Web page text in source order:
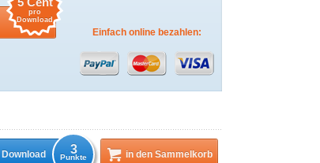
pro
Download
Einfach online bezahlen:
Download 3
Punkte in den Sammelkorb